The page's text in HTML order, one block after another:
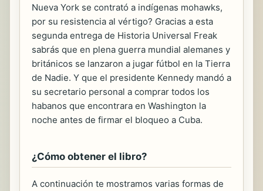
Nueva York se contrató a indígenas mohawks,
por su resistencia al vértigo? Gracias a esta
segunda entrega de Historia Universal Freak
sabrás que en plena guerra mundial alemanes y
británicos se lanzaron a jugar fútbol en la Tierra
de Nadie. Y que el presidente Kennedy mandó a
su secretario personal a comprar todos los
habanos que encontrara en Washington la
noche antes de firmar el bloqueo a Cuba.
¿Cómo obtener el libro?
A continuación te mostramos varias formas de